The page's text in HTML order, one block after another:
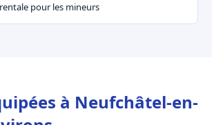
pour les mineurs
à Neufchâtel-en-